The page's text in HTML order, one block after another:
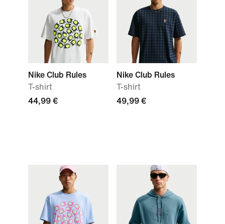
Nike Club Rules
T-shirt
44,99 €
Nike Club Rules
T-shirt
49,99 €